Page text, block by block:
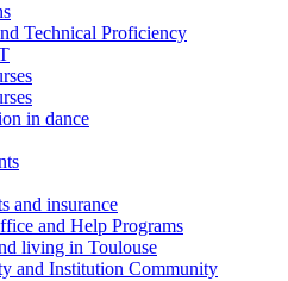
Technical Proficiency
in dance
and insurance
and Help Programs
living in Toulouse
and Institution Community